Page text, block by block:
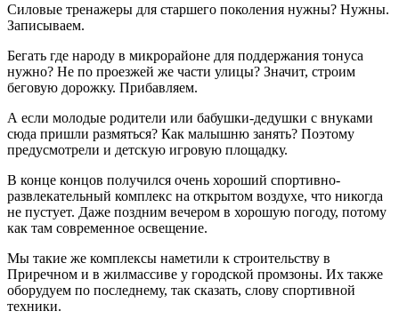
Силовые тренажеры для старшего поколения нужны? Нужны.
Записываем.
Бегать где народу в микрорайоне для поддержания тонуса
нужно? Не по проезжей же части улицы? Значит, строим
беговую дорожку. Прибавляем.
А если молодые родители или бабушки-дедушки с внуками
сюда пришли размяться? Как малышню занять? Поэтому
предусмотрели и детскую игровую площадку.
В конце концов получился очень хороший спортивно-
развлекательный комплекс на открытом воздухе, что никогда
не пустует. Даже поздним вечером в хорошую погоду, потому
как там современное освещение.
Мы такие же комплексы наметили к строительству в
Приречном и в жилмассиве у городской промзоны. Их также
оборудуем по последнему, так сказать, слову спортивной
техники.